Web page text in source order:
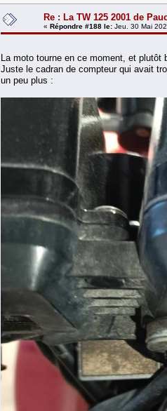
Re : La TW 125 2001 de
« Répondre #188 le: Jeu. 30 Mai
La moto tourne en ce moment, et plutôt
Juste le cadran de compteur qui avait
un peu plus :